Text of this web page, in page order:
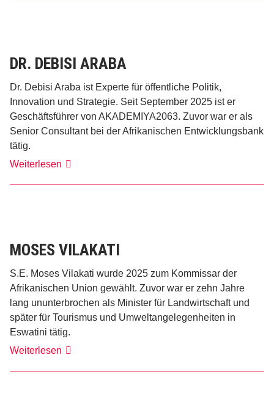
DR. DEBISI ARABA
Dr. Debisi Araba ist Experte für öffentliche Politik,
Innovation und Strategie. Seit September 2025 ist er
Geschäftsführer von AKADEMIYA2063. Zuvor war er als
Senior Consultant bei der Afrikanischen Entwicklungsbank
tätig.
Weiterlesen Dr.
Araba
MOSES VILAKATI
S.E. Moses Vilakati wurde 2025 zum Kommissar der
Afrikanischen Union gewählt. Zuvor war er zehn Jahre
lang ununterbrochen als Minister für Landwirtschaft und
später für Tourismus und Umweltangelegenheiten in
Eswatini tätig.
Weiterlesen Moses